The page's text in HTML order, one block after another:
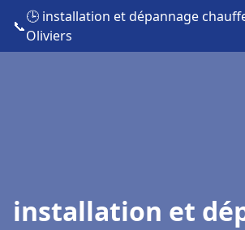
📞
🕒 installation et dépannage
Oliviers
installation et